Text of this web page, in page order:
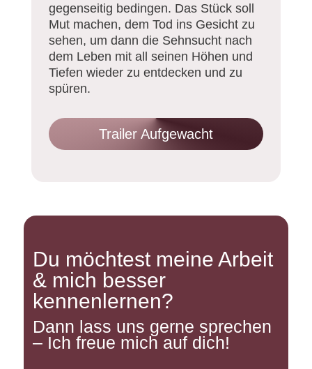
gegenseitig bedingen. Das Stück soll
Mut machen, dem Tod ins Gesicht zu
sehen, um dann die Sehnsucht nach
dem Leben mit all seinen Höhen und
Tiefen wieder zu entdecken und zu
spüren.
Trailer Aufgewacht
Du möchtest meine Arbeit
& mich besser
kennenlernen?
Dann lass uns gerne sprechen
– Ich freue mich auf dich!